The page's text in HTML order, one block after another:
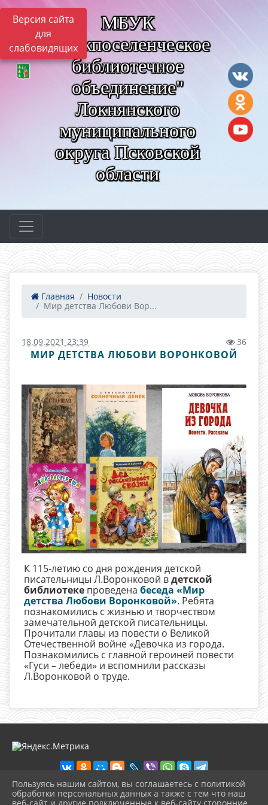
Версия сайта
для
слабовидящих
МБУК
"Межпоселенческое
библиотечное
объединение"
Локнянского
муниципального
округа Псковской
области
Главная
Новости
Мир детства Любови Вор...
18.09.2021 23:39 36
МИР ДЕТСТВА ЛЮБОВИ ВОРОНКОВОЙ
К 115-летию со дня рождения детской
писательницы Л.Воронковой вдетской
библиотеке проведена беседа «Мир
детства Любови Воронковой». Ребята
познакомились с жизнью и творчеством
замечательной детской писательницы.
Прочитали главы из повести о Великой
Отечественной войне «Девочка из города.
Познакомились с главной героиней повести
«Гуси – лебеди» и вспомнили рассказы
Л.Воронковой о труде.
Пользуясь нашим сайтом, вы соглашаетесь с политикой
обработки персональных данных а также с тем что наш